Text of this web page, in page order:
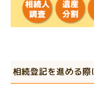
相続登記を進める